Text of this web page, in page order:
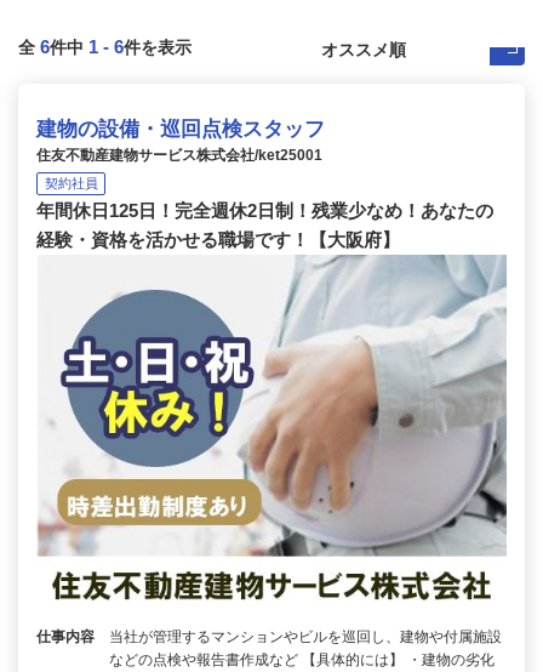
全 6件中 1 - 6件を表示
建物の設備・巡回点検スタッフ
住友不動産建物サービス株式会社/ket25001
契約社員
年間休日125日！完全週休2日制！残業少なめ！あなたの
経験・資格を活かせる職場です！【大阪府】
仕事内容
当社が管理するマンションやビルを巡回し、建物や付属施設
などの点検や報告書作成など 【具体的には】 ・建物の劣化